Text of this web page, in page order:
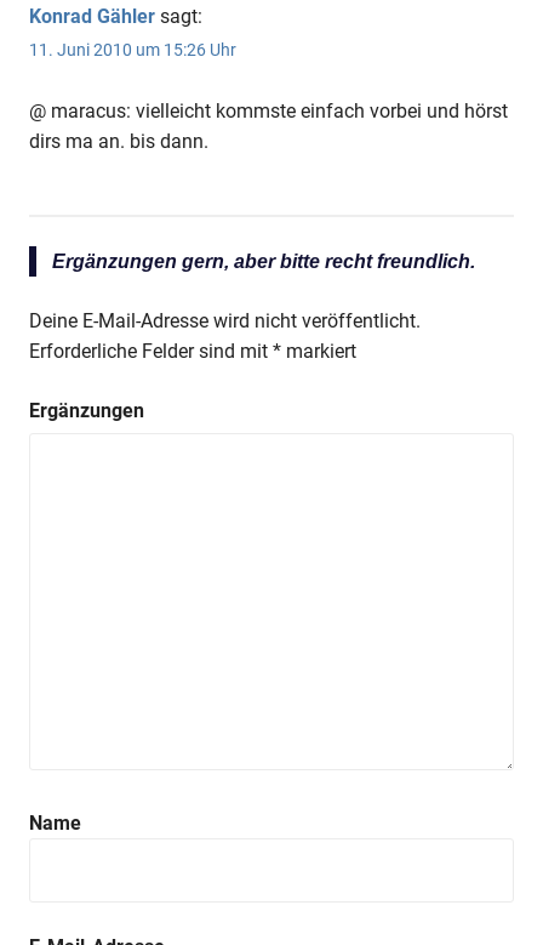
Konrad Gähler sagt:
11. Juni 2010 um 15:26 Uhr
@ maracus: vielleicht kommste einfach vorbei und hörst
dirs ma an. bis dann.
Ergänzungen gern, aber bitte recht freundlich.
Deine E-Mail-Adresse wird nicht veröffentlicht.
Erforderliche Felder sind mit * markiert
Ergänzungen
Name